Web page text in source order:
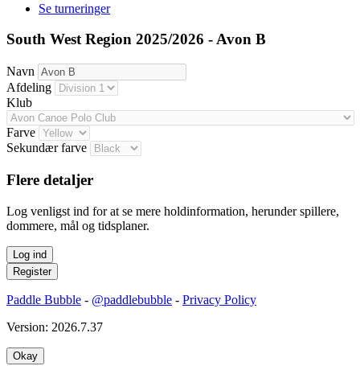
Se turneringer
South West Region 2025/2026 - Avon B
Navn
Afdeling
Klub
Farve
Sekundær farve
Flere detaljer
Log venligst ind for at se mere holdinformation, herunder spillere,
dommere, mål og tidsplaner.
Paddle Bubble - @paddlebubble - Privacy Policy
Version: 2026.7.37